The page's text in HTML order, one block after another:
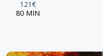
121€
80 MIN